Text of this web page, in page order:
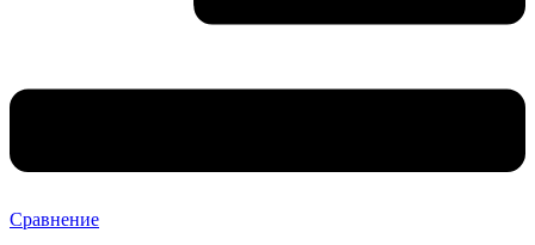
Сравнение